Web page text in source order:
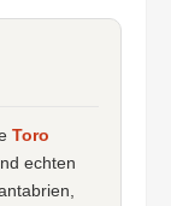
Toro
echten